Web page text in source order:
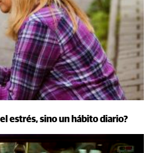
estrés, sino un hábito diario?